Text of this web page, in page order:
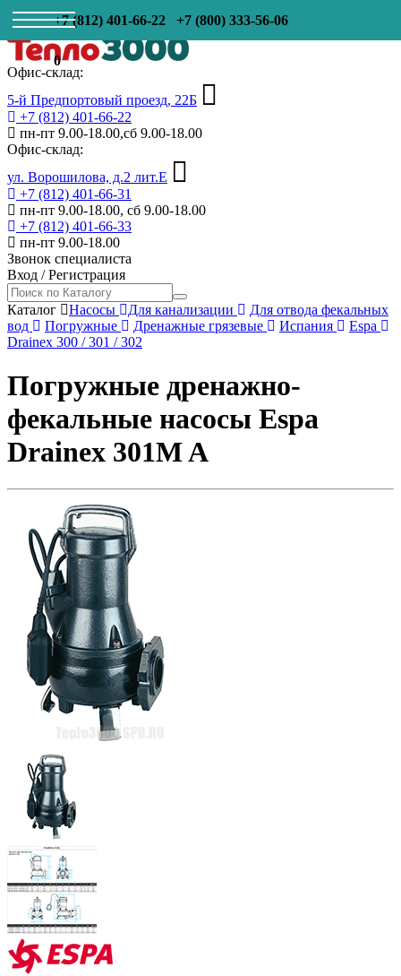
+7 (812) 401-66-22 +7 (800) 333-56-06
0
Офис-склад:
5-й Предпортовый проезд, 22Б
+7 (812) 401-66-22
пн-пт 9.00-18.00,сб 9.00-18.00
Офис-склад:
ул. Ворошилова, д.2 лит.Е
+7 (812) 401-66-31
пн-пт 9.00-18.00, сб 9.00-18.00
+7 (812) 401-66-33
пн-пт 9.00-18.00
Звонок специалиста
Вход /Регистрация
Каталог Насосы Для канализации
Для отвода фекальных
вод
Погружные Дренажные грязевые Испания
Espa
Drainex 300 / 301 / 302
Погружные дренажно-
фекальные насосы Espa
Drainex 301M A